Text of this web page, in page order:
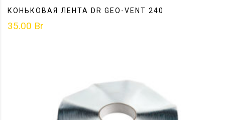
КОНЬКОВАЯ ЛЕНТА DR GEO-VENT 240
35.00 Br